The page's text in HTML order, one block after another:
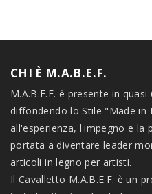
CHI È M.A.B.E.F.
M.A.B.E.F. è presente in
diffondendo lo Stile "Made
all'esperienza, l'impegno e la
portata a diventare leader
articoli in legno per artisti.
Il Cavalletto M.A.B.E.F. è un